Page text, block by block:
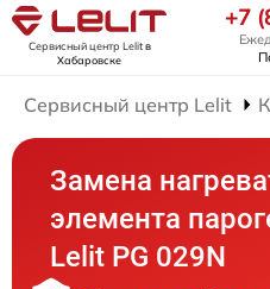
Сервисный центр Lelitв
Хабаровске
+7
Сервисный центр Lelit
Замена
элемента
Lelit PG 029N